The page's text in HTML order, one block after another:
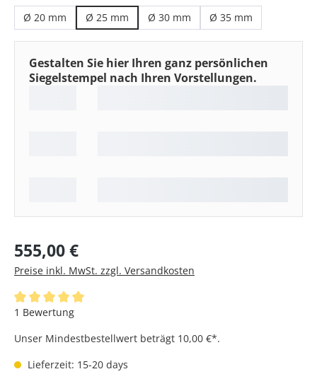
Ø 20 mm Ø 25 mm Ø 30 mm Ø 35 mm
Gestalten Sie hier Ihren ganz persönlichen
Siegelstempel nach Ihren Vorstellungen.
Regulärer Preis:
555,00 €
Preise inkl. MwSt. zzgl. Versandkosten
Durchschnittliche Bewertung von 5 von 5 Sternen
1 Bewertung
Unser Mindestbestellwert beträgt 10,00 €*.
Lieferzeit: 15-20 days